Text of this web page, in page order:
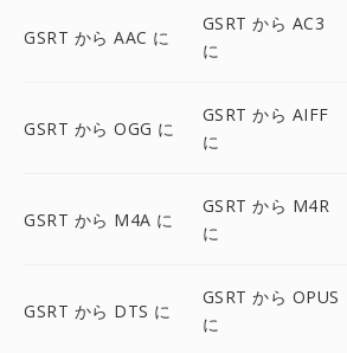
GSRT から AAC に
GSRT から AC3
に
GSRT から OGG に
GSRT から AIFF
に
GSRT から M4A に
GSRT から M4R
に
GSRT から DTS に
GSRT から OPUS
に